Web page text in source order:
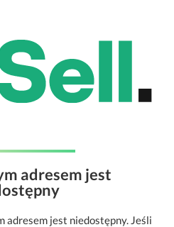
adresem jest
adresem jest niedostępny. Jeśli